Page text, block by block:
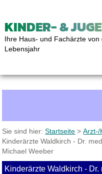
KINDER- &
Ihre Haus- und Fachärzte von
Lebensjahr
Sie sind hier:Startseite >Arzt-/
Kinderärzte Waldkirch - Dr.
Michael Weeber
Kinderärzte Waldkirch -